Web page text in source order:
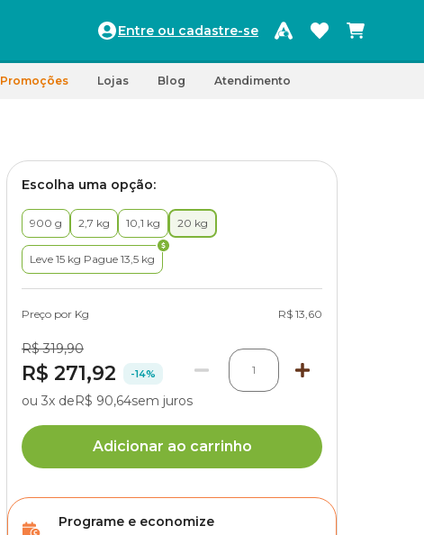
Entre ou cadastre-se
Promoções Lojas Blog Atendimento
Escolha uma opção:
900 g 2,7 kg 10,1 kg 20 kg
Leve 15 kg Pague 13,5 kg
Preço por Kg R$ 13,60
R$ 319,90
R$ 271,92 -14% 1
ou 3x deR$ 90,64sem juros
Adicionar ao carrinho
Programe e economize